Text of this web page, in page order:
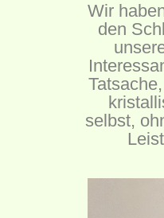
Wir
den
selbst,